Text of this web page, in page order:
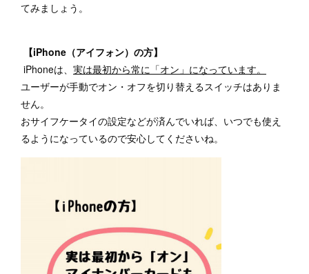
てみましょう。
【iPhone（アイフォン）の方】
iPhoneは、 実は最初から常に「オン」になっています。
ユーザーが手動でオン・オフを切り替えるスイッチはありま
せん。
おサイフケータイの設定などが済んでいれば、いつでも使え
るようになっているので安心してくださいね。